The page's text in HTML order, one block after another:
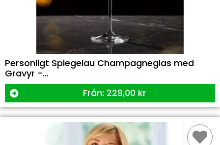
Personligt Spiegelau Champagneglas med
Gravyr -...
Från: 229,00 kr